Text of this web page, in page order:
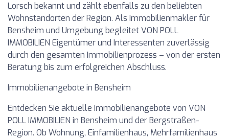
Lorsch bekannt und zählt ebenfalls zu den beliebten
Wohnstandorten der Region. Als Immobilienmakler für
Bensheim und Umgebung begleitet VON POLL
IMMOBILIEN Eigentümer und Interessenten zuverlässig
durch den gesamten Immobilienprozess – von der ersten
Beratung bis zum erfolgreichen Abschluss.
Immobilienangebote in Bensheim
Entdecken Sie aktuelle Immobilienangebote von VON
POLL IMMOBILIEN in Bensheim und der Bergstraßen-
Region. Ob Wohnung, Einfamilienhaus, Mehrfamilienhaus